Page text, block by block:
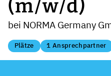
(m/w/d)
bei NORMA Germany
Plätze 1 Ansprechpartner